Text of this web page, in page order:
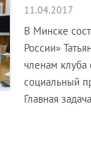
11.04.2017
В Минске
России»
членам клуба
социальный
Главная